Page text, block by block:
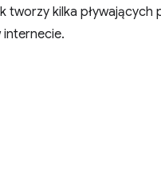
tworzy kilka pływających
internecie.